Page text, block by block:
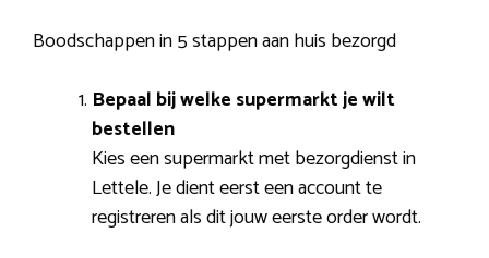
Boodschappen in 5 stappen aan huis bezorgd
Bepaal bij welke supermarkt je wilt
bestellen
Kies een supermarkt met bezorgdienst in
Lettele. Je dient eerst een account te
registreren als dit jouw eerste order wordt.